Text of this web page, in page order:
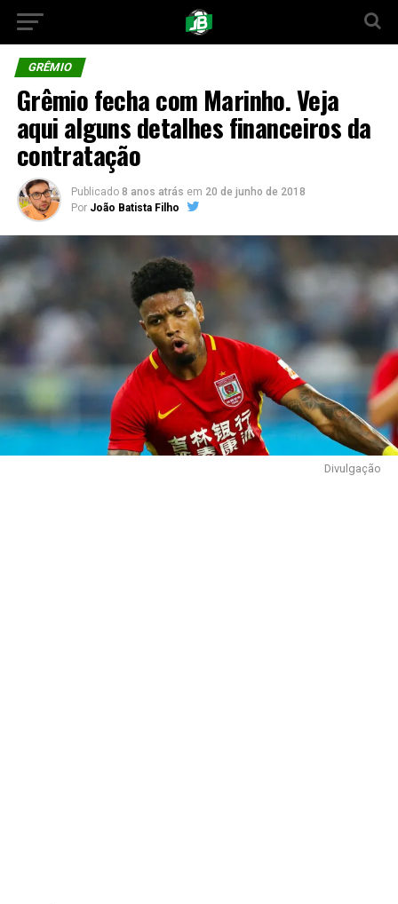
GRÊMIO
Grêmio fecha com Marinho. Veja
aqui alguns detalhes financeiros da
contratação
Publicado 8 anos atrás em 20 de junho de 2018
Por João Batista Filho
Divulgação